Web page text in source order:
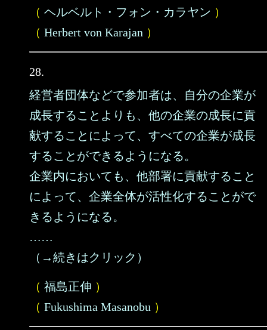
（ ヘルベルト・フォン・カラヤン ）
（ Herbert von Karajan ）
28.
経営者団体などで参加者は、自分の企業が
成長することよりも、他の企業の成長に貢
献することによって、すべての企業が成長
することができるようになる。
企業内においても、他部署に貢献すること
によって、企業全体が活性化することがで
きるようになる。
……
（→続きはクリック）
（ 福島正伸 ）
（ Fukushima Masanobu ）